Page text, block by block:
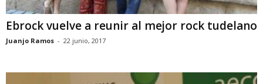
Ebrock vuelve a reunir al mejor rock tudelano
Juanjo Ramos - 22 junio, 2017